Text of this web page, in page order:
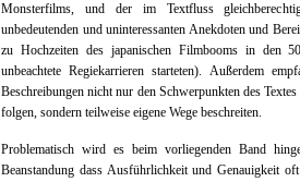
Monsterfilms, und der im Textfluss
unbedeutenden und uninteressanten Anekdoten und
zu Hochzeiten des japanischen Filmbooms in den
unbeachtete Regiekarrieren starteten). Außerdem
Beschreibungen nicht nur den Schwerpunkten des
folgen, sondern teilweise eigene Wege beschreiten.
Problematisch wird es beim vorliegenden Band
Beanstandung dass Ausführlichkeit und Genauigkeit